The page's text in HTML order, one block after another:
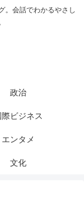
。会話でわかるやさし
政治
際ビジネス
エンタメ
文化